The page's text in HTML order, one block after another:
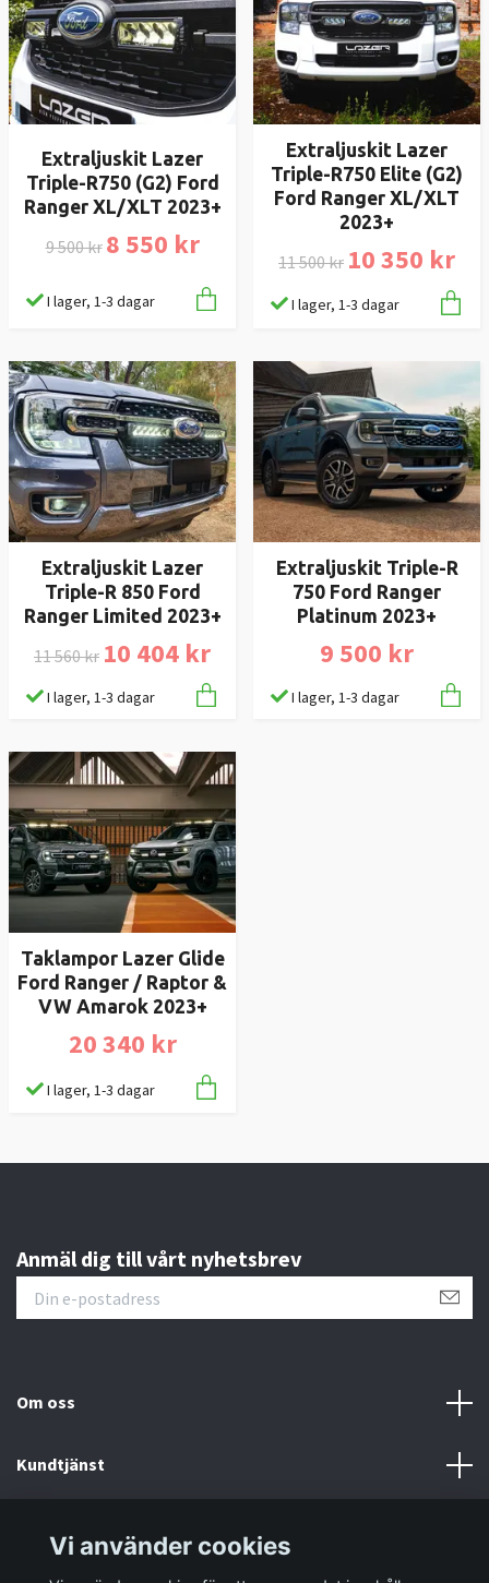
Extraljuskit Lazer
Triple-R750 (G2) Ford
Ranger XL/XLT 2023+
9 500 kr 8 550 kr
I lager, 1-3 dagar
Extraljuskit Lazer
Triple-R750 Elite (G2)
Ford Ranger XL/XLT
2023+
11 500 kr 10 350 kr
I lager, 1-3 dagar
Extraljuskit Lazer
Triple-R 850 Ford
Ranger Limited 2023+
11 560 kr 10 404 kr
I lager, 1-3 dagar
Extraljuskit Triple-R
750 Ford Ranger
Platinum 2023+
9 500 kr
I lager, 1-3 dagar
Taklampor Lazer Glide
Ford Ranger / Raptor &
VW Amarok 2023+
20 340 kr
I lager, 1-3 dagar
Anmäl dig till vårt nyhetsbrev
Om oss
Kundtjänst
Vi använder cookies